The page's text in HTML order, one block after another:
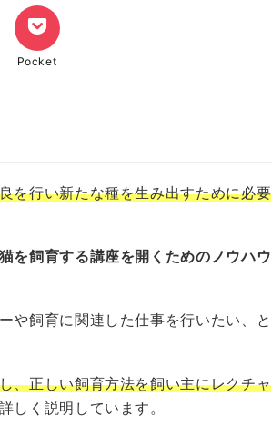
Pocket
を行い新たな種を生み出すために必要
を飼育する講座を開くためのノウハウ
や飼育に関連した仕事を行いたい、と
、正しい飼育方法を飼い主にレクチャ
しく説明しています。